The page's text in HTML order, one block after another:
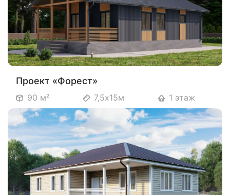
Проект «Форест»
90 м² 7,5х15м 1 этаж